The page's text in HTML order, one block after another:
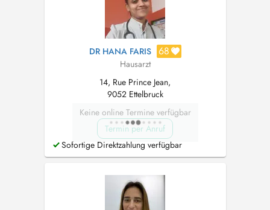
DR HANA FARIS 68
Hausarzt
14, Rue Prince Jean,
9052 Ettelbruck
Keine online Termine verfügbar
Termin per Anruf
Sofortige Direktzahlung verfügbar